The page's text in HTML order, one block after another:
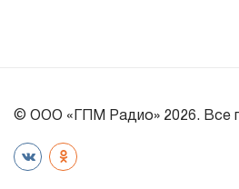
© ООО «ГПМ Радио» 2026. Все